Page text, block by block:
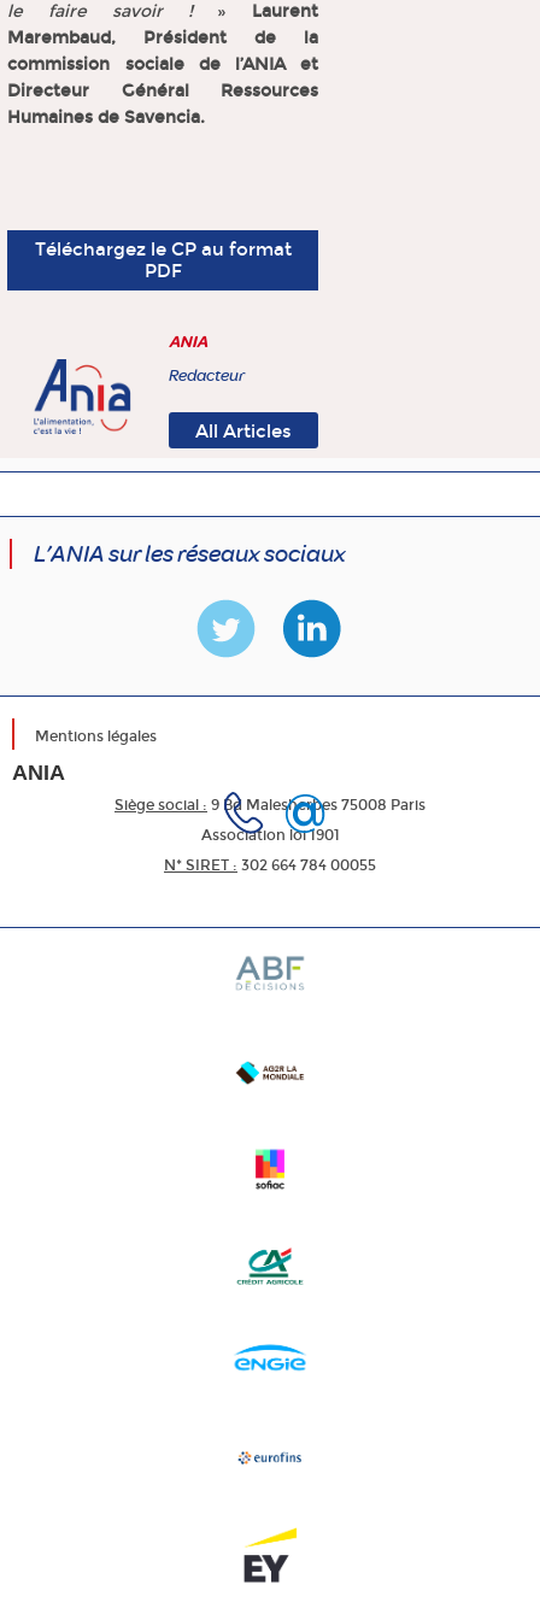
le faire savoir !» Laurent
Marembaud, Président de la
commission sociale de l’ANIA et
Directeur Général Ressources
Humaines de Savencia.
Téléchargez le CP au format
PDF
ANIA
Redacteur
All Articles
L’ANIA sur les réseaux sociaux
Mentions légales
ANIA
Siège social : 9 Bd Malesherbes 75008 Paris
Association loi 1901
N* SIRET : 302 664 784 00055